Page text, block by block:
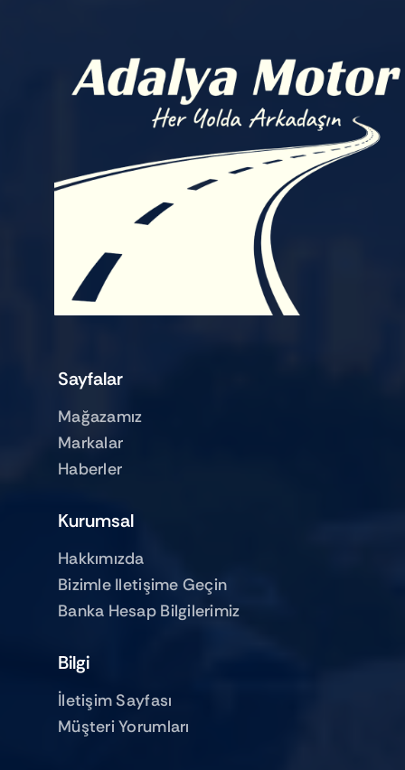
Sayfalar
Mağazamız
Markalar
Haberler
Kurumsal
Hakkımızda
Bizimle Iletişime Geçin
Banka Hesap Bilgilerimiz
Bilgi
İletişim Sayfası
Müşteri Yorumları